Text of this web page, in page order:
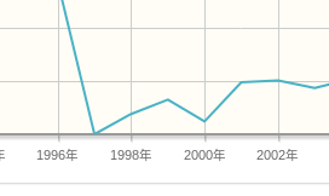
1996年 1998年 2000年 2002年